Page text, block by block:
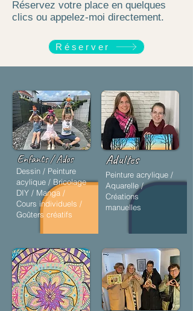
Réservez votre place en quelques
clics ou appelez-moi directement.
Réserver
Enfants / Ados
Dessin / Peinture
acylique / Bricolage
DIY / Manga /
Cours individuels /
Goûters créatifs
Adultes
Peinture acrylique /
Aquarelle /
Créations
manuelles